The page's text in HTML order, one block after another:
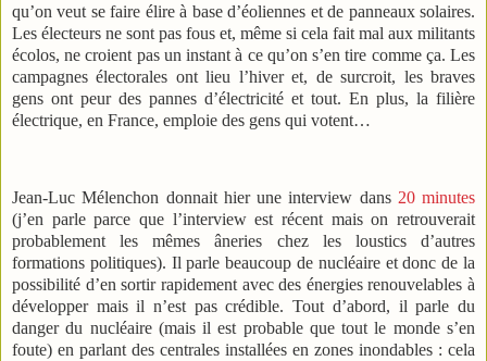
qu’on veut se faire élire à base d’éoliennes et de panneaux solaires.
Les électeurs ne sont pas fous et, même si cela fait mal aux militants
écolos, ne croient pas un instant à ce qu’on s’en tire comme ça. Les
campagnes électorales ont lieu l’hiver et, de surcroit, les braves
gens ont peur des pannes d’électricité et tout. En plus, la filière
électrique, en France, emploie des gens qui votent…
Jean-Luc Mélenchon donnait hier une interview dans 20 minutes
(j’en parle parce que l’interview est récent mais on retrouverait
probablement les mêmes âneries chez les loustics d’autres
formations politiques). Il parle beaucoup de nucléaire et donc de la
possibilité d’en sortir rapidement avec des énergies renouvelables à
développer mais il n’est pas crédible. Tout d’abord, il parle du
danger du nucléaire (mais il est probable que tout le monde s’en
foute) en parlant des centrales installées en zones inondables : cela